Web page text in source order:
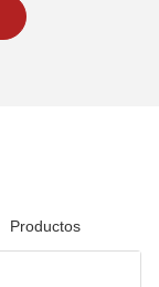
Productos